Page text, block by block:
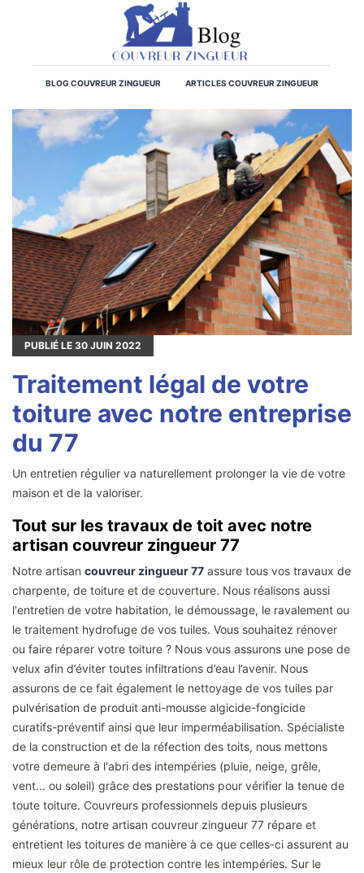
BLOG COUVREUR ZINGUEUR ARTICLES COUVREUR ZINGUEUR
PUBLIÉ LE 30 JUIN 2022
Traitement légal de votre
toiture avec notre entreprise
du 77
Un entretien régulier va naturellement prolonger la vie de votre
maison et de la valoriser.
Tout sur les travaux de toit avec notre
artisan couvreur zingueur 77
Notre artisan couvreur zingueur 77 assure tous vos travaux de
charpente, de toiture et de couverture. Nous réalisons aussi
l'entretien de votre habitation, le démoussage, le ravalement ou
le traitement hydrofuge de vos tuiles. Vous souhaitez rénover
ou faire réparer votre toiture ? Nous vous assurons une pose de
velux afin d’éviter toutes infiltrations d’eau l’avenir. Nous
assurons de ce fait également le nettoyage de vos tuiles par
pulvérisation de produit anti-mousse algicide-fongicide
curatifs-préventif ainsi que leur imperméabilisation. Spécialiste
de la construction et de la réfection des toits, nous mettons
votre demeure à l'abri des intempéries (pluie, neige, grêle,
vent... ou soleil) grâce des prestations pour vérifier la tenue de
toute toiture. Couvreurs professionnels depuis plusieurs
générations, notre artisan couvreur zingueur 77 répare et
entretient les toitures de manière à ce que celles-ci assurent au
mieux leur rôle de protection contre les intempéries. Sur le